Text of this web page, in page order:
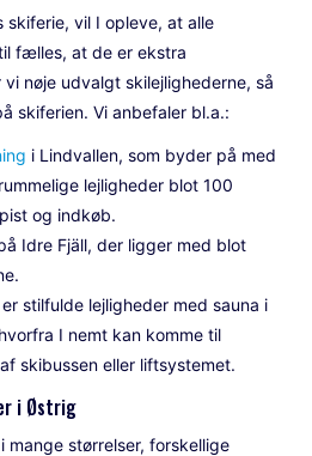
skiferie, vil I opleve, at alle
fælles, at de er ekstra
nøje udvalgt skilejlighederne, så
skiferien. Vi anbefaler bl.a.:
i Lindvallen, som byder på med
lejligheder blot 100
og indkøb.
Idre Fjäll, der ligger med blot
er stilfulde lejligheder med sauna i
I nemt kan komme til
skibussen eller liftsystemet.
i Østrig
mange størrelser, forskellige